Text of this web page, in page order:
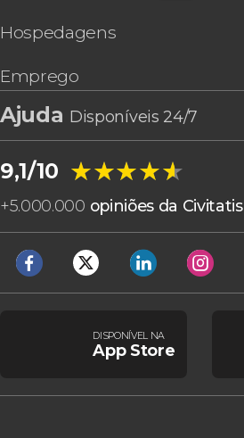
Hospedagens
Emprego
Ajuda Disponíveis 24/7
9,1/10 ★★★★★
★★★★★
+5.000.000 opiniões da Civitatis
DISPONÍVEL NA
App Store